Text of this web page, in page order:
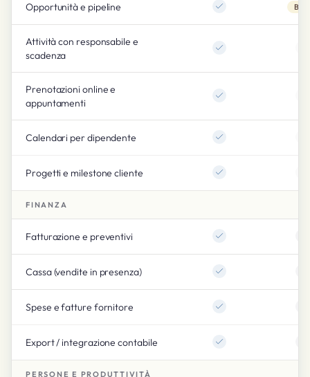
Opportunità e pipeline Base
Attività con responsabile e
scadenza
Prenotazioni online e
appuntamenti
Calendari per dipendente
Progetti e milestone cliente
FINANZA
Fatturazione e preventivi
Cassa (vendite in presenza)
Spese e fatture fornitore
Export / integrazione contabile
PERSONE E PRODUTTIVITÀ